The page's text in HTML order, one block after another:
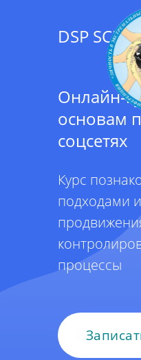
Онлайн-
основам
соцсетях
Курс
подходами
процессы
DSP